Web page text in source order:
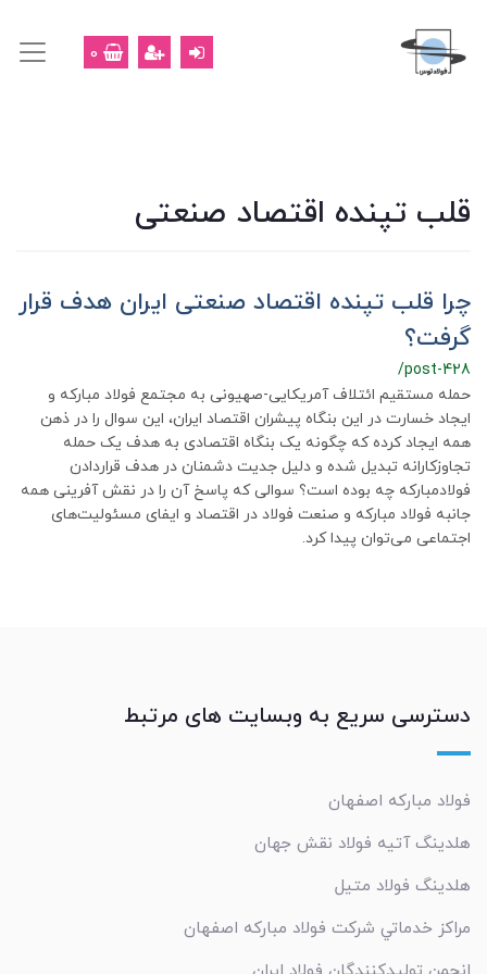
0
قلب تپنده اقتصاد صنعتی
چرا قلب تپنده اقتصاد صنعتی ایران هدف قرار
گرفت؟
/post-428
حمله مستقیم ائتلاف آمریکایی-صهیونی به مجتمع فولاد مبارکه و
ایجاد خسارت در این بنگاه پیشران اقتصاد ایران، این سوال را در ذهن
همه ایجاد کرده که چگونه یک بنگاه اقتصادی به هدف یک حمله
تجاوزکارانه تبدیل شده و دلیل جدیت دشمنان در هدف قراردادن
فولادمبارکه چه بوده است؟ سوالی که پاسخ آن را در نقش آفرینی همه
جانبه فولاد مبارکه و صنعت فولاد در اقتصاد و ایفای مسئولیت‌های
اجتماعی می‌توان پیدا کرد.
دسترسی سریع به وبسایت های مرتبط
فولاد مبارکه اصفهان
هلدینگ آتیه فولاد نقش جهان
هلدینگ فولاد متیل
مراکز خدماتي شرکت فولاد مبارکه اصفهان